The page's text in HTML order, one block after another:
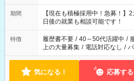
い」 「余裕を持って夕飯の準備
たくない」 など、ご希望を教えてくださ
の方へ 今ご覧のお仕事で希望す
の勤務時間。 合計で週40時間
期間
【現在も積極採用中！急募！
日後の就業も相談可能です！
特徴 履歴書不要 / 40～50代活躍中 /
上の大量募集 / 電話対応なし /
気になる！ 応募する